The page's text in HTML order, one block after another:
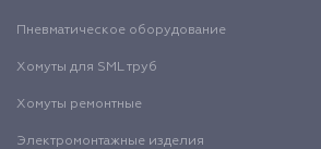
Пневматическое оборудование
Хомуты для SML труб
Хомуты ремонтные
Электромонтажные изделия